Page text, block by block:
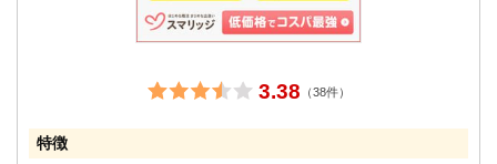
3.38 （38件）
特徴